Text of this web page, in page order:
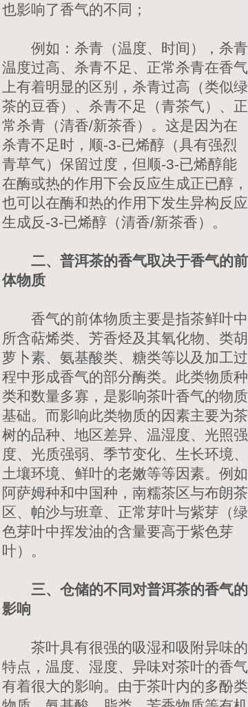
也影响了香气的不同；
例如：杀青（温度、时间），杀青
温度过高、杀青不足、正常杀青在香气
上有着明显的区别，杀青过高（类似绿
茶的豆香）、杀青不足（青茶气）、正
常杀青（清香/新茶香）。这是因为在
杀青不足时，顺-3-已烯醇（具有强烈
青草气）保留过度，但顺-3-已烯醇能
在酶或热的作用下会反应生成正已醇，
也可以在酶和热的作用下发生异构反应
生成反-3-已烯醇（清香/新茶香）。
二、普洱茶的香气取决于香气的前
体物质
香气的前体物质主要是指茶鲜叶中
所含萜烯类、芳香烃及其氧化物、类胡
萝卜素、氨基酸类、糖类等以及加工过
程中形成香气的部分酶类。此类物质种
类和数量多寡，是影响茶叶香气的物质
基础。而影响此类物质的因素主要为茶
树的品种、地区差异、温湿度、光照强
度、光质强弱、季节变化、生长环境、
土壤环境、鲜叶的老嫩等等因素。例如
阿萨姆种和中国种，南糯茶区与布朗茶
区、帕沙与班章、正常芽叶与紫芽（绿
色芽叶中挥发油的含量要高于紫色芽
叶）。
三、仓储的不同对普洱茶的香气的
影响
茶叶具有很强的吸湿和吸附异味的
特点，温度、湿度、异味对茶叶的香气
有着很大的影响。由于茶叶内的多酚类